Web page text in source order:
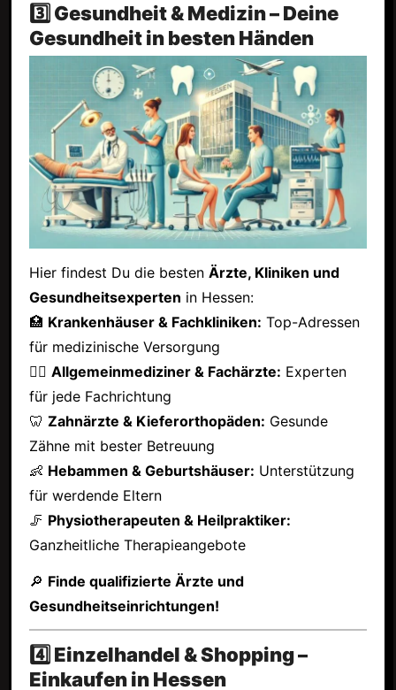
3️⃣ Gesundheit & Medizin – Deine
Gesundheit in besten Händen
Hier findest Du die besten Ärzte, Kliniken und
Gesundheitsexperten in Hessen:
🏥 Krankenhäuser & Fachkliniken: Top-Adressen
für medizinische Versorgung
👩‍⚕️ Allgemeinmediziner & Fachärzte: Experten
für jede Fachrichtung
🦷 Zahnärzte & Kieferorthopäden: Gesunde
Zähne mit bester Betreuung
👶 Hebammen & Geburtshäuser: Unterstützung
für werdende Eltern
🦵 Physiotherapeuten & Heilpraktiker:
Ganzheitliche Therapieangebote
🔎 Finde qualifizierte Ärzte und
Gesundheitseinrichtungen!
4️⃣ Einzelhandel & Shopping –
Einkaufen in Hessen